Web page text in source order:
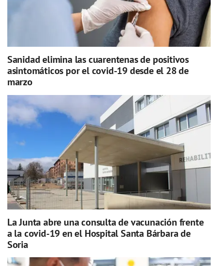
Sanidad elimina las cuarentenas de positivos
asintomáticos por el covid-19 desde el 28 de
marzo
La Junta abre una consulta de vacunación frente
a la covid-19 en el Hospital Santa Bárbara de
Soria